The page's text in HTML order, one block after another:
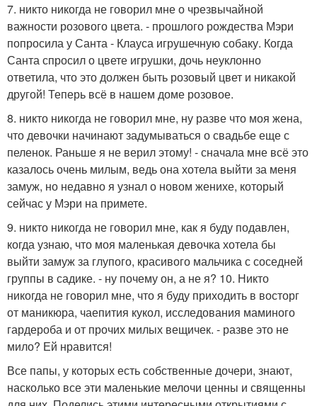
7. никто никогда не говорил мне о чрезвычайной
важности розового цвета. - прошлого рождества Мэри
попросила у Санта - Клауса игрушечную собаку. Когда
Санта спросил о цвете игрушки, дочь неуклонно
ответила, что это должен быть розовый цвет и никакой
другой! Теперь всё в нашем доме розовое.
8. никто никогда не говорил мне, ну разве что моя жена,
что девочки начинают задумываться о свадьбе еще с
пеленок. Раньше я не верил этому! - сначала мне всё это
казалось очень милым, ведь она хотела выйти за меня
замуж, но недавно я узнал о новом женихе, который
сейчас у Мэри на примете.
9. никто никогда не говорил мне, как я буду подавлен,
когда узнаю, что моя маленькая девочка хотела бы
выйти замуж за глупого, красивого мальчика с соседней
группы в садике. - ну почему он, а не я? 10. Никто
никогда не говорил мне, что я буду приходить в восторг
от маникюра, чаепития кукол, исследования маминого
гардероба и от прочих милых вещичек. - разве это не
мило? Ей нравится!
Все папы, у которых есть собственные дочери, знают,
насколько все эти маленькие мелочи ценны и священны